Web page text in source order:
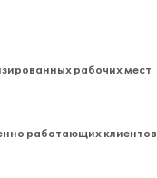
рабочих мест
работающих клиентов